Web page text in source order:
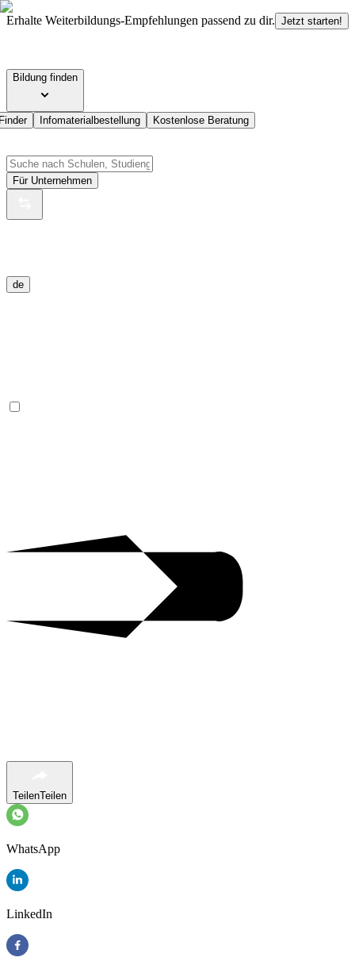
Erhalte Weiterbildungs-Empfehlungen passend zu dir. Jetzt starten!
Bildung finden
Infomaterialbestellung Kostenlose Beratung
Für Unternehmen
de
TeilenTeilen
WhatsApp
LinkedIn